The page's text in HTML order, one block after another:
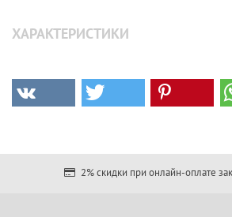
ХАРАКТЕРИСТИКИ
2% скидки при онлайн-оплате